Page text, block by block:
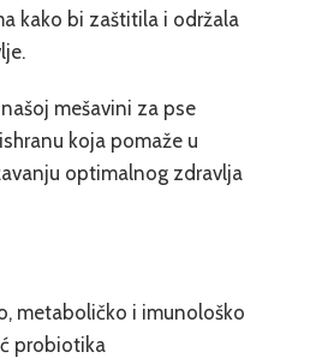
kako bi zaštitila i održala
mešavini za pse
koja pomaže u
optimalnog zdravlja
metaboličko i imunološko
probiotika